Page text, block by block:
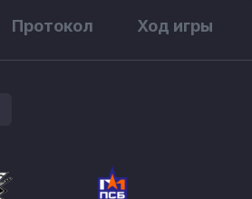
Протокол Ход игры